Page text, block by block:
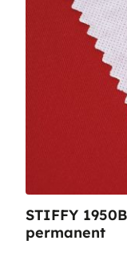
STIFFY 1950B 115g/m²-zum Aufbügeln
permanent